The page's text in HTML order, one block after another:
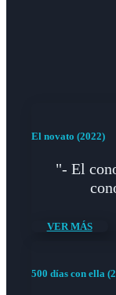
El novato (2022)
"- El
VER MÁS
500 días con ella